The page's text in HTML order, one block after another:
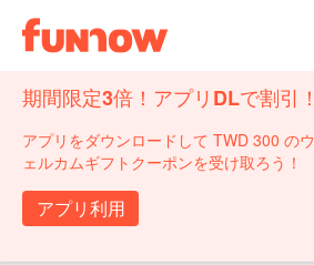
期間限定3倍！アプリDLで割引！
アプリをダウンロードして TWD 300 のウ
ェルカムギフトクーポンを受け取ろう！
アプリ利用